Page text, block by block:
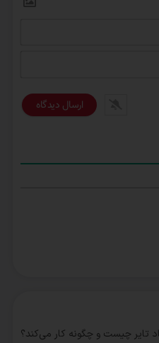
تایر چیست و چگونه کار می‌کند؟